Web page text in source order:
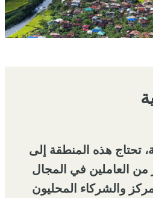
تحتاج هذه المنطقة إلى
العاملين في المجال
والشركاء المحليون